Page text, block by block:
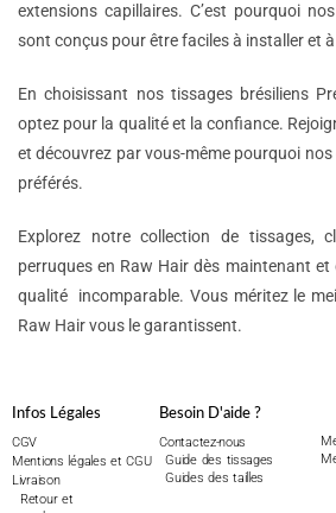
extensions capillaires. C’est pourquoi
sont conçus pour être faciles à installer et
En choisissant nos tissages brésiliens
optez pour la qualité et la confiance.
et découvrez par vous-même pourquoi
préférés.
Explorez notre collection de tissages,
perruques en Raw Hair dès maintenant et
qualité incomparable. Vous méritez le
Raw Hair vous le garantissent.
Infos Légales
CGV
Mentions légales et CGU
Livraison
Retour et
Besoin D'aide ?
Contactez-nous
Guide des tissages
Guides des tailles